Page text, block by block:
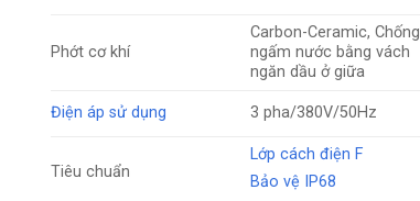
Phớt cơ khí
Carbon-Ceramic, Chống
ngấm nước bằng vách
ngăn dầu ở giữa
Điện áp sử dụng 3 pha/380V/50Hz
Tiêu chuẩn
Lớp cách điện F
Bảo vệ IP68